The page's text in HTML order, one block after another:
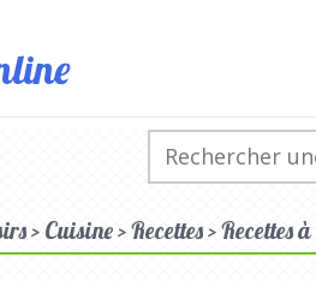
> Cuisine > Recettes > Recettes